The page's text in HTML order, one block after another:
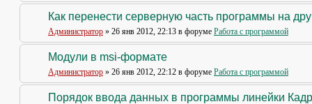
Как перенести серверную часть программы на
Администратор » 26 янв 2012, 22:13 в форуме Работа с программой
Модули в msi-формате
Администратор » 26 янв 2012, 22:12 в форуме Работа с программой
Порядок ввода данных в программы линейки